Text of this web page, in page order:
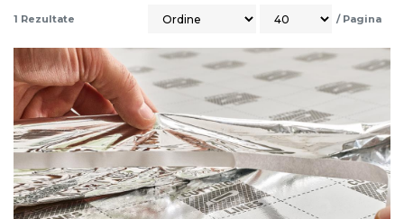
1 Rezultate / Pagina